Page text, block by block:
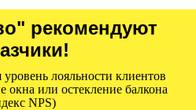
рекомендуют
лояльности клиентов
окна или остекление балкона
NPS)